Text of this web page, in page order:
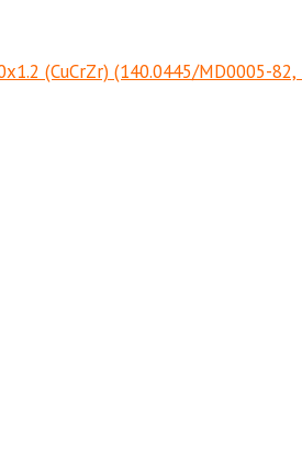
(CuCrZr) (140.0445/MD0005-